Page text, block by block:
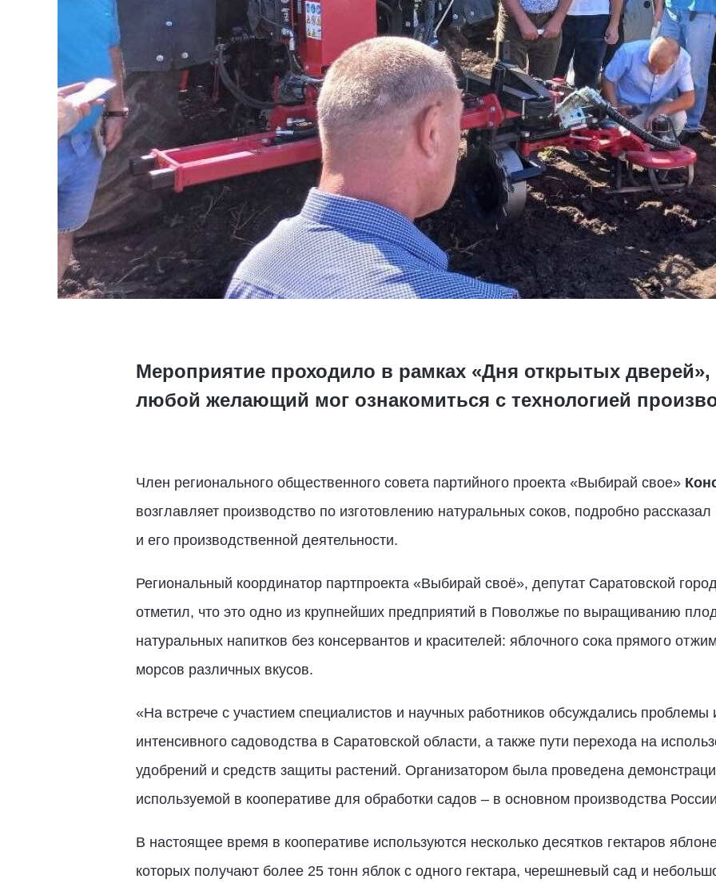
Мероприятие проходило в рамках «Дня открытых дверей»,
любой желающий мог ознакомиться с технологией
Член регионального общественного совета партийного проекта «Выбирай свое»
возглавляет производство по изготовлению натуральных соков, подробно
и его производственной деятельности.
Региональный координатор партпроекта «Выбирай своё», депутат Саратовской
отметил, что это одно из крупнейших предприятий в Поволжье по выращиванию
натуральных напитков без консервантов и красителей: яблочного сока прямого
морсов различных вкусов.
«На встрече с участием специалистов и научных работников обсуждались проблемы
интенсивного садоводства в Саратовской области, а также пути перехода на
удобрений и средств защиты растений. Организатором была проведена
используемой в кооперативе для обработки садов – в основном производства
В настоящее время в кооперативе используются несколько десятков гектаров
которых получают более 25 тонн яблок с одного гектара, черешневый сад и